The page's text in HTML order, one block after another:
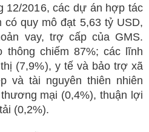
12/2016, các dự án hợp tác
có quy mô đạt 5,63 tỷ USD,
vay, trợ cấp của GMS.
thông chiếm 87%; các lĩnh
(7,9%), y tế và bảo trợ xã
và tài nguyên thiên nhiên
mại (0,4%), thuận lợi
(0,2%).